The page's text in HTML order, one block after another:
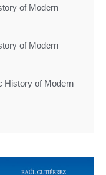
of Modern
of Modern
History of Modern